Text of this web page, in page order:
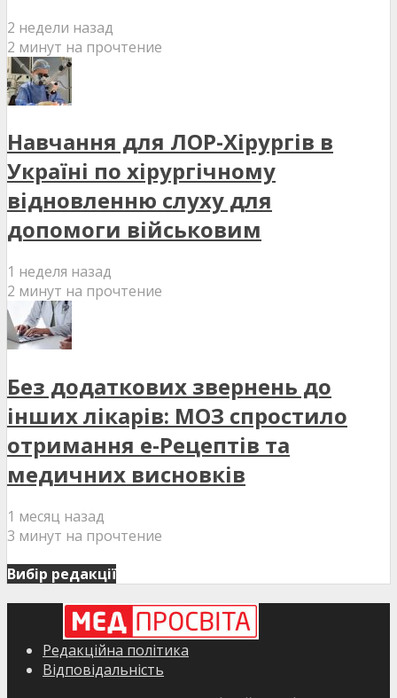
2 недели назад
2 минут на прочтение
Навчання для ЛОР-Хірургів в
Україні по хірургічному
відновленню слуху для
допомоги військовим
1 неделя назад
2 минут на прочтение
Без додаткових звернень до
інших лікарів: МОЗ спростило
отримання е-Рецептів та
медичних висновків
1 месяц назад
3 минут на прочтение
Вибір редакції
Редакційна політика
Відповідальність